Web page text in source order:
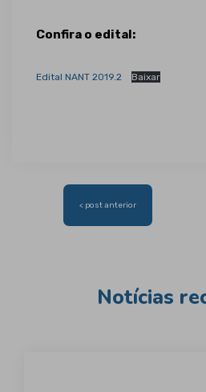
Confira o edital:
Edital NANT 2019.2 Baixar
Navegação
< post anterior
Notícias